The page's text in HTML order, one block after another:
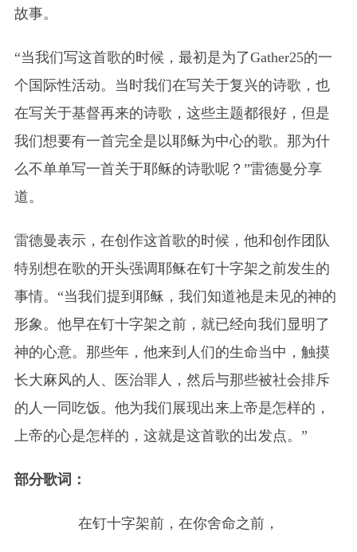
故事。
“当我们写这首歌的时候，最初是为了Gather25的一
个国际性活动。当时我们在写关于复兴的诗歌，也
在写关于基督再来的诗歌，这些主题都很好，但是
我们想要有一首完全是以耶稣为中心的歌。那为什
么不单单写一首关于耶稣的诗歌呢？”雷德曼分享
道。
雷德曼表示，在创作这首歌的时候，他和创作团队
特别想在歌的开头强调耶稣在钉十字架之前发生的
事情。“当我们提到耶稣，我们知道祂是未见的神的
形象。他早在钉十字架之前，就已经向我们显明了
神的心意。那些年，他来到人们的生命当中，触摸
长大麻风的人、医治罪人，然后与那些被社会排斥
的人一同吃饭。他为我们展现出来上帝是怎样的，
上帝的心是怎样的，这就是这首歌的出发点。”
部分歌词：
在钉十字架前，在你舍命之前，